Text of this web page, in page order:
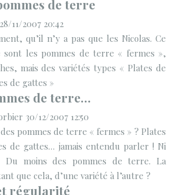
de terre
11/2007 20:42
qu’il n’y a pas que les Nicolas. Ce
sont les pommes de terre « fermes »,
mais des variétés types « Plates de
de gattes »
de terre…
30/12/2007 12:50
pommes de terre « fermes » ? Plates
de gattes… jamais entendu parler ! Ni
Du moins des pommes de terre. La
que cela, d’une variété à l’autre ?
régularité